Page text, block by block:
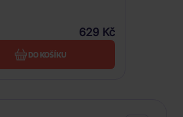
629 Kč
DO KOŠÍKU